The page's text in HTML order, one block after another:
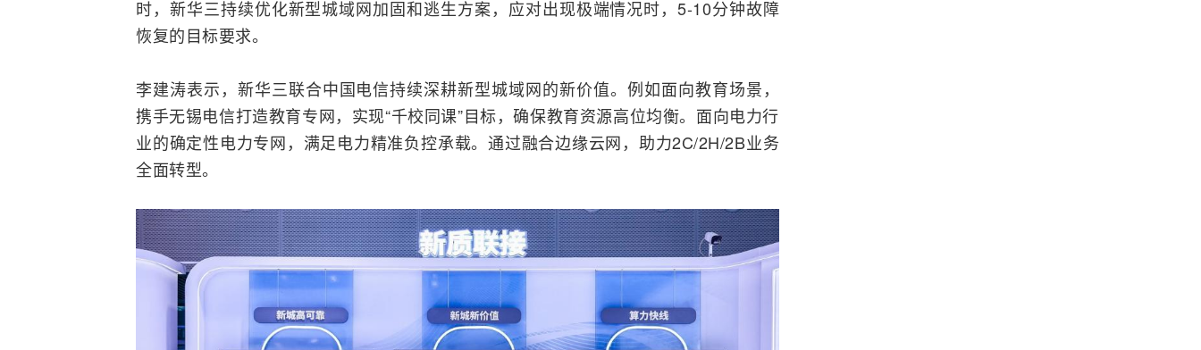
时，新华三持续优化新型城域网加固和逃生方案，应对出现极端情况时，5-10分钟故障
恢复的目标要求。
李建涛表示，新华三联合中国电信持续深耕新型城域网的新价值。例如面向教育场景，
携手无锡电信打造教育专网，实现“千校同课”目标，确保教育资源高位均衡。面向电力行
业的确定性电力专网，满足电力精准负控承载。通过融合边缘云网，助力2C/2H/2B业务
全面转型。